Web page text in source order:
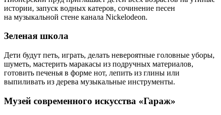
истории, запуск водных катеров, сочинение песен
на музыкальной стене канала Nickelodeon.
Зеленая школа
Дети будут петь, играть, делать невероятные головные уборы,
шуметь, мастерить маракасы из подручных материалов,
готовить печенья в форме нот, лепить из глины или
выпиливать из дерева музыкальные инструменты.
Музей современного искусства «Гараж»